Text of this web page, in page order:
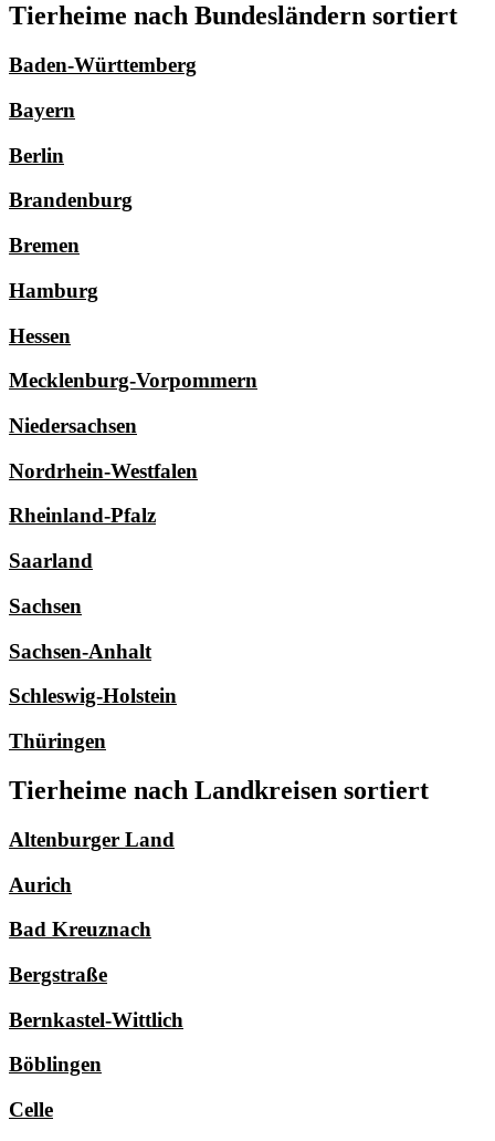
Tierheime nach Bundesländern sortiert
Baden-Württemberg
Bayern
Berlin
Brandenburg
Bremen
Hamburg
Hessen
Mecklenburg-Vorpommern
Niedersachsen
Nordrhein-Westfalen
Rheinland-Pfalz
Saarland
Sachsen
Sachsen-Anhalt
Schleswig-Holstein
Thüringen
Tierheime nach Landkreisen sortiert
Altenburger Land
Aurich
Bad Kreuznach
Bergstraße
Bernkastel-Wittlich
Böblingen
Celle